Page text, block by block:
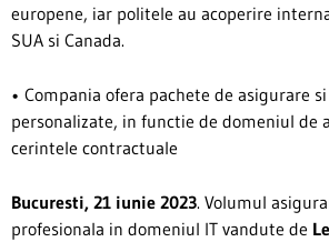
europene, iar politele au acoperire
SUA si Canada.
• Compania ofera pachete de asigurare
personalizate, in functie de domeniul de
cerintele contractuale
Bucuresti, 21 iunie 2023. Volumul
profesionala in domeniul IT vandute de